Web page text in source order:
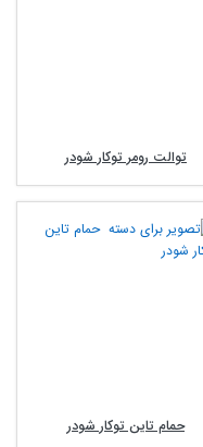
توالت رومر توکار شودر
حمام تاین توکار شودر